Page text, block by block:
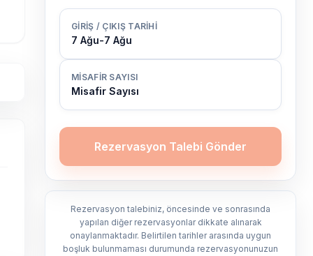
GIRIŞ / ÇIKIŞ TARIHI
7 Ağu-7 Ağu
MISAFIR SAYISI
Misafir Sayısı
Rezervasyon Talebi Gönder
Rezervasyon talebiniz, öncesinde ve sonrasında
yapılan diğer rezervasyonlar dikkate alınarak
onaylanmaktadır. Belirtilen tarihler arasında uygun
boşluk bulunmaması durumunda rezervasyonunuzun